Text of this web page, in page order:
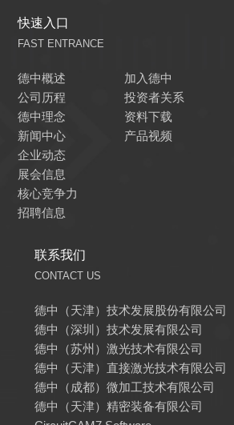
快速入口
FAST ENTRANCE
德中概述
公司历程
德中理念
新闻中心
企业动态
展会信息
核心竞争力
招聘信息
加入德中
投资者关系
资料下载
产品视频
联系我们
CONTACT US
德中（天津）技术发展股份有限公司
德中（深圳）技术发展有限公司
德中（苏州）激光技术有限公司
德中（天津）直接激光技术有限公司
德中（成都）微加工技术有限公司
德中（天津）精密装备有限公司